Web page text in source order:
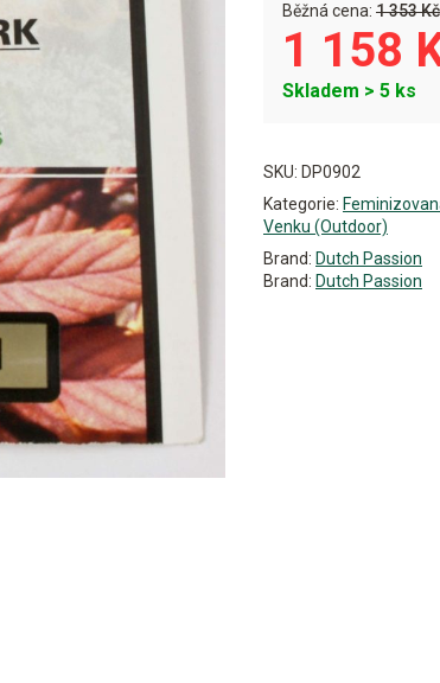
Běžná cena: 1 353 Kč
1 158
Skladem > 5 ks
SKU: DP0902
Kategorie:
Venku (Outdoor)
Brand: Dutch Passion
Brand: Dutch Passion